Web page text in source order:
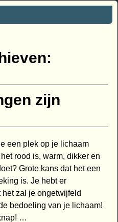
zijn
een plek op je lichaam
rood is, warm, dikker en
Grote kans dat het een
is. Je hebt er
zal je ongetwijfeld
bedoeling van je lichaam!
…